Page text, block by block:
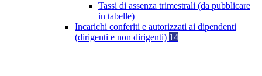
Tassi di assenza trimestrali (da pubblicare
in tabelle)
Incarichi conferiti e autorizzati ai dipendenti
(dirigenti e non dirigenti) 14